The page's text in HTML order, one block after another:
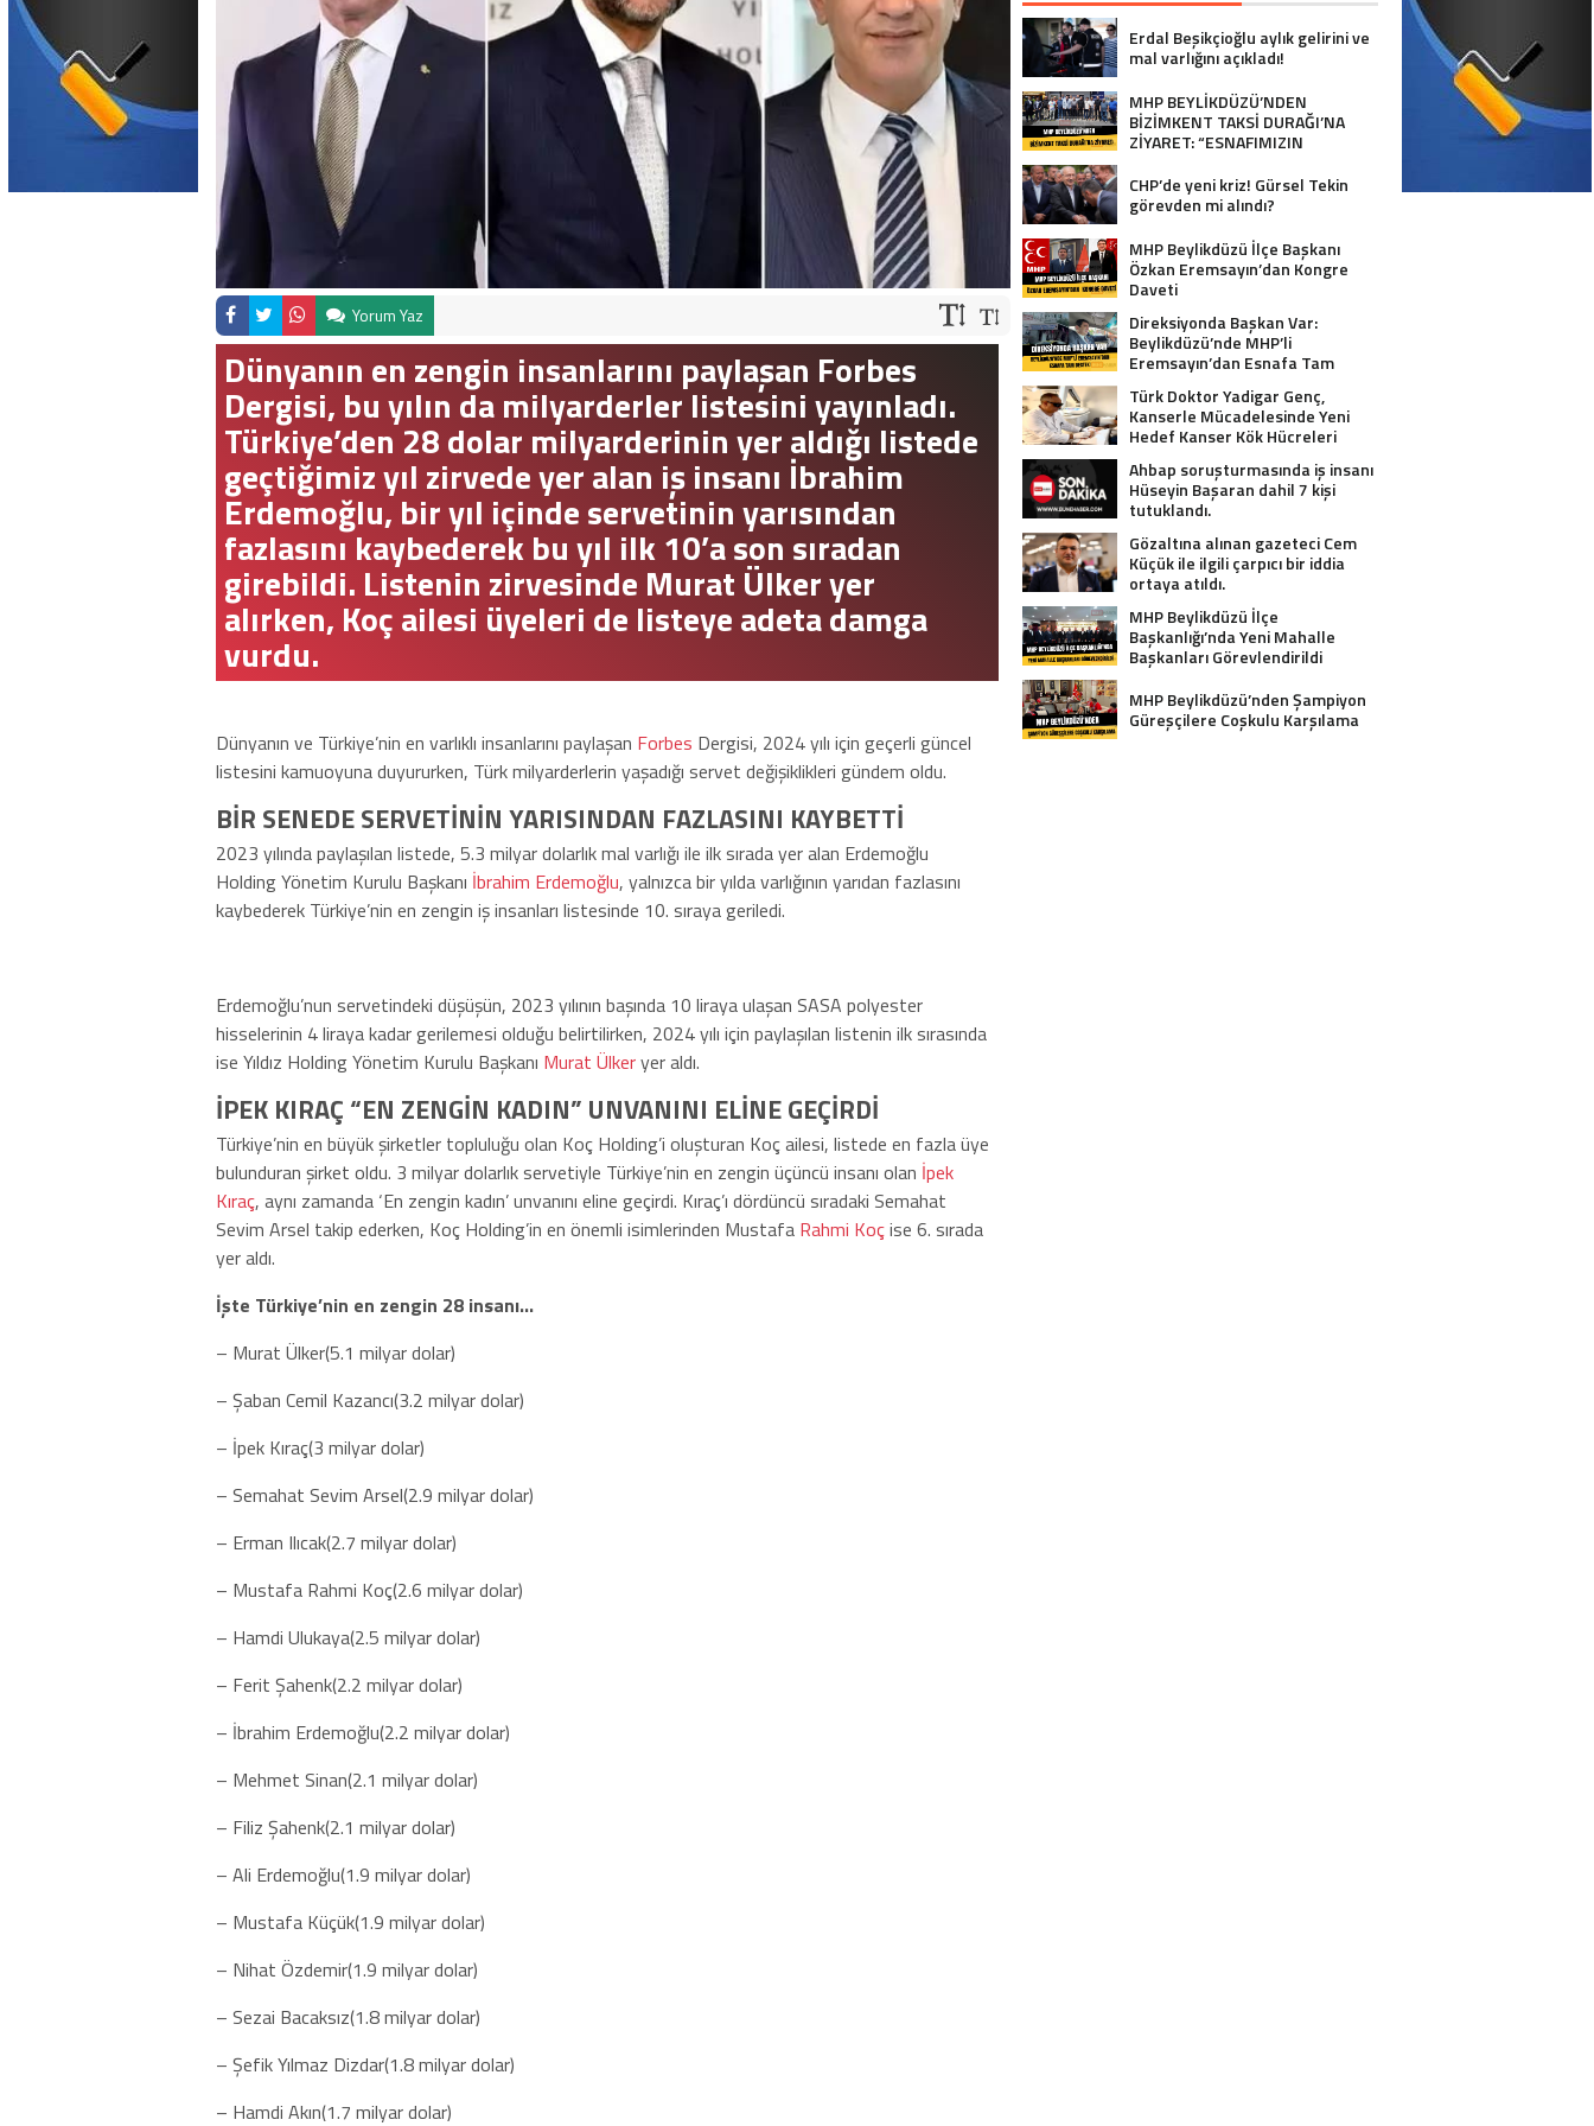
Yorum Yaz
Dünyanın en zengin insanlarını paylaşan Forbes
Dergisi, bu yılın da milyarderler listesini yayınladı.
Türkiye’den 28 dolar milyarderinin yer aldığı listede
geçtiğimiz yıl zirvede yer alan iş insanı İbrahim
Erdemoğlu, bir yıl içinde servetinin yarısından
fazlasını kaybederek bu yıl ilk 10’a son sıradan
girebildi. Listenin zirvesinde Murat Ülker yer
alırken, Koç ailesi üyeleri de listeye adeta damga
vurdu.
Dünyanın ve Türkiye’nin en varlıklı insanlarını paylaşan Forbes Dergisi, 2024 yılı için geçerli güncel
listesini kamuoyuna duyururken, Türk milyarderlerin yaşadığı servet değişiklikleri gündem oldu.
BİR SENEDE SERVETİNİN YARISINDAN FAZLASINI KAYBETTİ
2023 yılında paylaşılan listede, 5.3 milyar dolarlık mal varlığı ile ilk sırada yer alan Erdemoğlu
Holding Yönetim Kurulu Başkanı İbrahim Erdemoğlu, yalnızca bir yılda varlığının yarıdan fazlasını
kaybederek Türkiye’nin en zengin iş insanları listesinde 10. sıraya geriledi.
Erdemoğlu’nun servetindeki düşüşün, 2023 yılının başında 10 liraya ulaşan SASA polyester
hisselerinin 4 liraya kadar gerilemesi olduğu belirtilirken, 2024 yılı için paylaşılan listenin ilk sırasında
ise Yıldız Holding Yönetim Kurulu Başkanı Murat Ülkeryer aldı.
İPEK KIRAÇ “EN ZENGİN KADIN” UNVANINI ELİNE GEÇİRDİ
Türkiye’nin en büyük şirketler topluluğu olan Koç Holding’i oluşturan Koç ailesi, listede en fazla üye
bulunduran şirket oldu. 3 milyar dolarlık servetiyle Türkiye’nin en zengin üçüncü insanı olan İpek
Kıraç, aynı zamanda ‘En zengin kadın’ unvanını eline geçirdi. Kıraç’ı dördüncü sıradaki Semahat
Sevim Arsel takip ederken, Koç Holding’in en önemli isimlerinden Mustafa Rahmi Koçise 6. sırada
yer aldı.
İşte Türkiye’nin en zengin 28 insanı…
– Murat Ülker(5.1 milyar dolar)
– Şaban Cemil Kazancı(3.2 milyar dolar)
– İpek Kıraç(3 milyar dolar)
– Semahat Sevim Arsel(2.9 milyar dolar)
– Erman Ilıcak(2.7 milyar dolar)
– Mustafa Rahmi Koç(2.6 milyar dolar)
– Hamdi Ulukaya(2.5 milyar dolar)
– Ferit Şahenk(2.2 milyar dolar)
– İbrahim Erdemoğlu(2.2 milyar dolar)
– Mehmet Sinan(2.1 milyar dolar)
– Filiz Şahenk(2.1 milyar dolar)
– Ali Erdemoğlu(1.9 milyar dolar)
– Mustafa Küçük(1.9 milyar dolar)
– Nihat Özdemir(1.9 milyar dolar)
– Sezai Bacaksız(1.8 milyar dolar)
– Şefik Yılmaz Dizdar(1.8 milyar dolar)
– Hamdi Akın(1.7 milyar dolar)
Erdal Beşikçioğlu aylık gelirini ve
mal varlığını açıkladı!
MHP BEYLİKDÜZÜ’NDEN
BİZİMKENT TAKSİ DURAĞI’NA
ZİYARET: “ESNAFIMIZIN
CHP’de yeni kriz! Gürsel Tekin
görevden mi alındı?
MHP Beylikdüzü İlçe Başkanı
Özkan Eremsayın’dan Kongre
Daveti
Direksiyonda Başkan Var:
Beylikdüzü’nde MHP’li
Eremsayın’dan Esnafa Tam
Türk Doktor Yadigar Genç,
Kanserle Mücadelesinde Yeni
Hedef Kanser Kök Hücreleri
Ahbap soruşturmasında iş insanı
Hüseyin Başaran dahil 7 kişi
tutuklandı.
Gözaltına alınan gazeteci Cem
Küçük ile ilgili çarpıcı bir iddia
ortaya atıldı.
MHP Beylikdüzü İlçe
Başkanlığı’nda Yeni Mahalle
Başkanları Görevlendirildi
MHP Beylikdüzü’nden Şampiyon
Güreşçilere Coşkulu Karşılama